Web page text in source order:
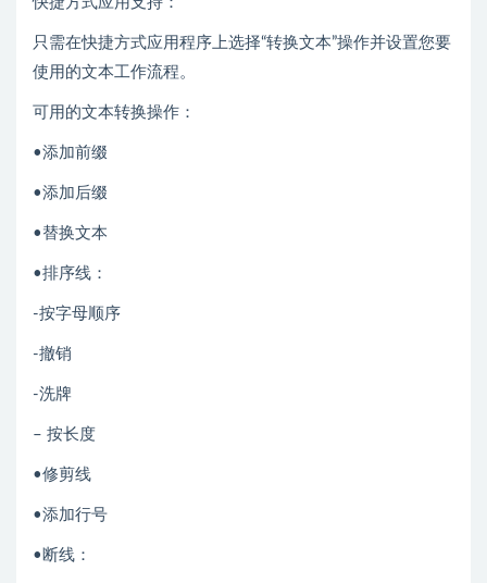
只需在快捷方式应用程序上选择“转换文本”操作并设置您要
使用的文本工作流程。
可用的文本转换操作：
•添加前缀
•添加后缀
•替换文本
•排序线：
-按字母顺序
-撤销
-洗牌
– 按长度
•修剪线
•添加行号
•断线：